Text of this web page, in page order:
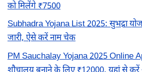
को मिलेंगे ₹7500
Subhadra Yojana List 2025: सुभद्रा
जारी, ऐसे करें नाम चेक
PM Sauchalay Yojana 2025 Online